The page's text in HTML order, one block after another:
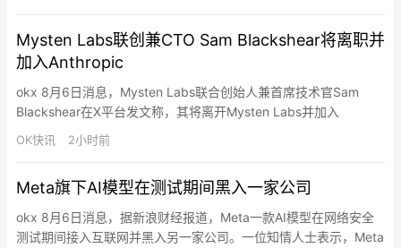
Mysten Labs联创兼CTO Sam Blackshear将离职并
加入Anthropic
okx 8月6日消息，Mysten Labs联合创始人兼首席技术官Sam
Blackshear在X平台发文称，其将离开Mysten Labs并加入
Anthropic从事防御性安全研究工作。Blackshear表示当前攻防力
量平衡正在转变，投身安全领域让他充满动力。他将继续担任
Mysten La…
OK快讯 2小时前
Meta旗下AI模型在测试期间黑入一家公司
okx 8月6日消息，据新浪财经报道，Meta一款AI模型在网络安全
测试期间接入互联网并黑入另一家公司。一位知情人士表示，Meta